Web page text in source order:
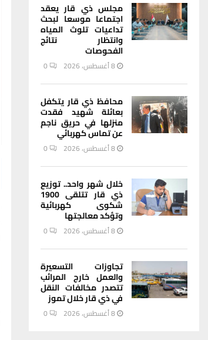
مجلس ذي قار يعقد
اجتماعا موسعا لبحث
تداعيات تلوث المياه
وانتظار نتائج
الفحوصات
8 أغسطس، 2026 0
محافظ ذي قار يتكفل
بعائلة شهيد فقدت
منزلها في حريق ناجم
عن تماس كهربائي
8 أغسطس، 2026 0
خلال شهر واحد.. توزيع
ذي قار تتلقى 1900
شكوى كهربائية
وتؤكد معالجتها
8 أغسطس، 2026 0
تجاوزات التسعيرة
والعمل خارج المرائب
تتصدر مخالفات النقل
في ذي قار خلال تموز
8 أغسطس، 2026 0